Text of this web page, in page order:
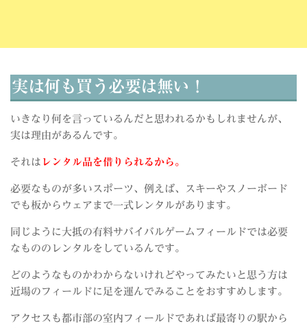
実は何も買う必要は無い！
いきなり何を言っているんだと思われるかもしれませんが、
実は理由があるんです。
それは レンタル品を借りられるから。
必要なものが多いスポーツ、例えば、スキーやスノーボード
でも板からウェアまで一式レンタルがあります。
同じように大抵の有料サバイバルゲームフィールドでは必要
なもののレンタルをしているんです。
どのようなものかわからないけれどやってみたいと思う方は
近場のフィールドに足を運んでみることをおすすめします。
アクセスも都市部の室内フィールドであれば最寄りの駅から